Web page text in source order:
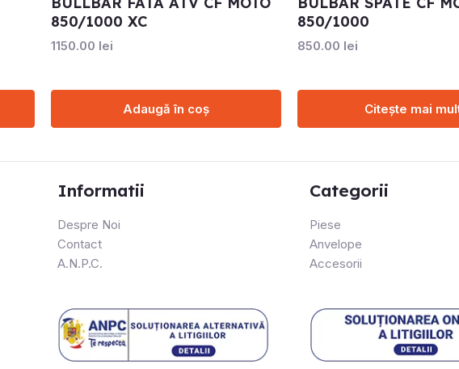
850/1000 XC
1150.00 lei
Adaugă în coș
850/1000
850.00 lei
Citește mai
Informatii
Despre Noi
Contact
A.N.P.C.
Categorii
Piese
Anvelope
Accesorii